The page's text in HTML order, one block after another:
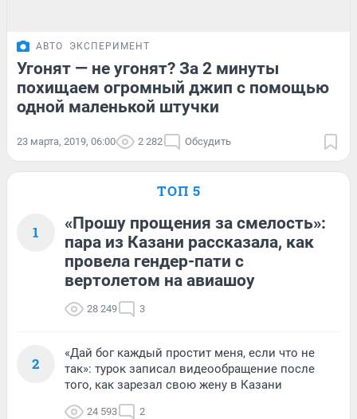
АВТО ЭКСПЕРИМЕНТ
Угонят — не угонят? За 2 минуты
похищаем огромный джип с помощью
одной маленькой штучки
23 марта, 2019, 06:00 2 282 Обсудить
ТОП 5
1
«Прошу прощения за смелость»:
пара из Казани рассказала, как
провела гендер-пати с
вертолетом на авиашоу
28 249 3
2
«Дай бог каждый простит меня, если что не
так»: турок записал видеообращение после
того, как зарезал свою жену в Казани
24 593 2